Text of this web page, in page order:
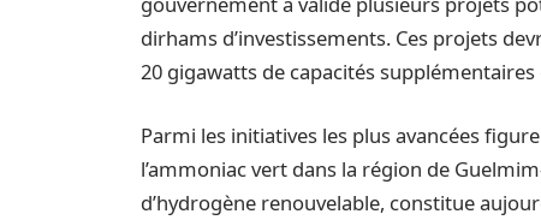
dirhams d’investissements. Ces projets
20 gigawatts de capacités
Parmi les initiatives les plus avancées
l’ammoniac vert dans la région de
d’hydrogène renouvelable, constitue